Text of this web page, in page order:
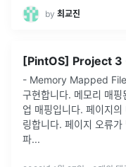
by 최교진
[PintOS] Project
- Memory Mapped
구현합니다. 메모리 매
업 매핑입니다. 페이지
링합니다. 페이지 오류
파...